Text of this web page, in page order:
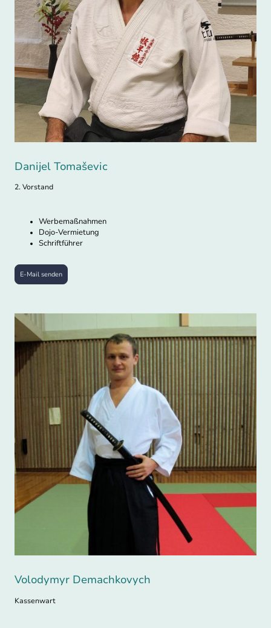
Danijel Tomaševic
2. Vorstand
Werbemaßnahmen
Dojo-Vermietung
Schriftführer
E-Mail senden
Volodymyr Demachkovych
Kassenwart